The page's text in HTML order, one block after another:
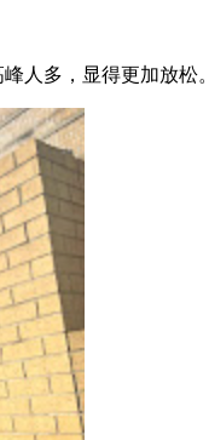
人多，显得更加放松。